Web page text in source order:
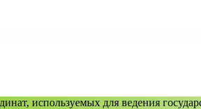
используемых для ведения